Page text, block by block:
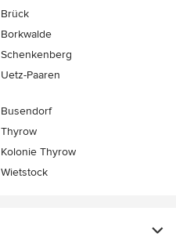
Brück
Borkwalde
Schenkenberg
Uetz-Paaren
Busendorf
Thyrow
Kolonie Thyrow
Wietstock